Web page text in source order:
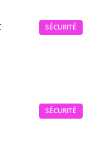
SÉCURITÉ
SÉCURITÉ